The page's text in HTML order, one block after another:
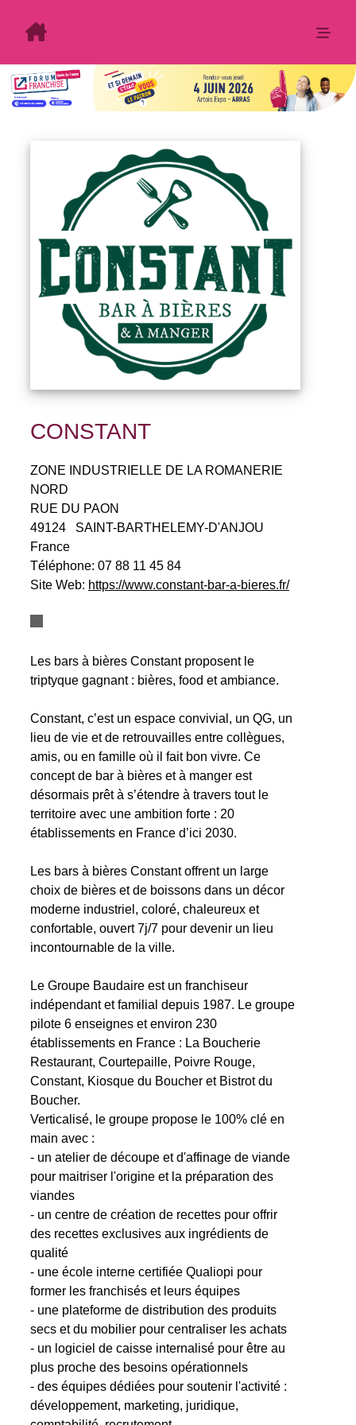
CONSTANT
ZONE INDUSTRIELLE DE LA ROMANERIE
NORD
RUE DU PAON
49124
SAINT-BARTHELEMY-D'ANJOU
France
Téléphone: 07 88 11 45 84
Site Web: https://www.constant-bar-a-bieres.fr/
Les bars à bières Constant proposent le
triptyque gagnant : bières, food et ambiance.
Constant, c’est un espace convivial, un QG, un
lieu de vie et de retrouvailles entre collègues,
amis, ou en famille où il fait bon vivre. Ce
concept de bar à bières et à manger est
désormais prêt à s’étendre à travers tout le
territoire avec une ambition forte : 20
établissements en France d’ici 2030.
Les bars à bières Constant offrent un large
choix de bières et de boissons dans un décor
moderne industriel, coloré, chaleureux et
confortable, ouvert 7j/7 pour devenir un lieu
incontournable de la ville.
Le Groupe Baudaire est un franchiseur
indépendant et familial depuis 1987. Le groupe
pilote 6 enseignes et environ 230
établissements en France : La Boucherie
Restaurant, Courtepaille, Poivre Rouge,
Constant, Kiosque du Boucher et Bistrot du
Boucher.
Verticalisé, le groupe propose le 100% clé en
main avec :
- un atelier de découpe et d'affinage de viande
pour maitriser l'origine et la préparation des
viandes
- un centre de création de recettes pour offrir
des recettes exclusives aux ingrédients de
qualité
- une école interne certifiée Qualiopi pour
former les franchisés et leurs équipes
- une plateforme de distribution des produits
secs et du mobilier pour centraliser les achats
- un logiciel de caisse internalisé pour être au
plus proche des besoins opérationnels
- des équipes dédiées pour soutenir l'activité :
développement, marketing, juridique,